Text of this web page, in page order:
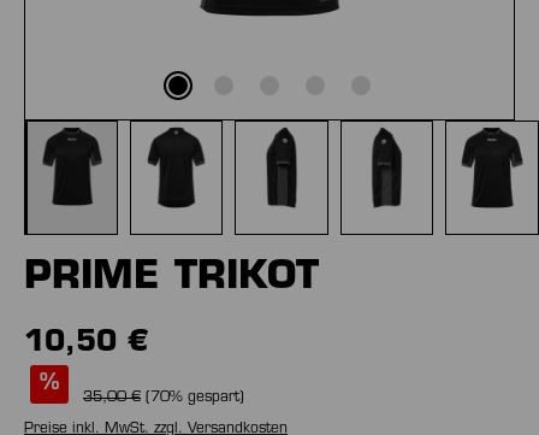
PRIME TRIKOT
10,50 €
%
35,00 € ( 70% gespart)
Preise inkl. MwSt. zzgl. Versandkosten